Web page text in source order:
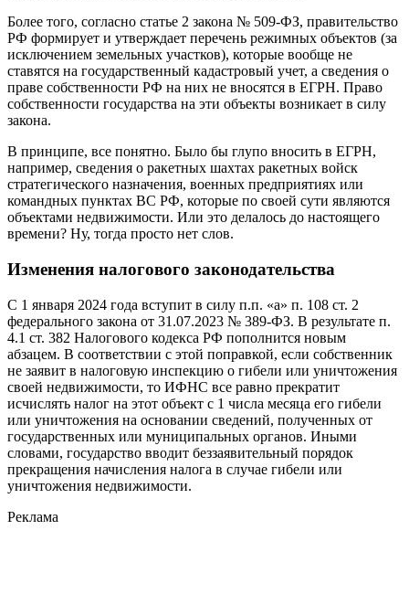
Более того, согласно статье 2 закона № 509-ФЗ, правительство
РФ формирует и утверждает перечень режимных объектов (за
исключением земельных участков), которые вообще не
ставятся на государственный кадастровый учет, а сведения о
праве собственности РФ на них не вносятся в ЕГРН. Право
собственности государства на эти объекты возникает в силу
закона.
В принципе, все понятно. Было бы глупо вносить в ЕГРН,
например, сведения о ракетных шахтах ракетных войск
стратегического назначения, военных предприятиях или
командных пунктах ВС РФ, которые по своей сути являются
объектами недвижимости. Или это делалось до настоящего
времени? Ну, тогда просто нет слов.
Изменения налогового законодательства
С 1 января 2024 года вступит в силу п.п. «а» п. 108 ст. 2
федерального закона от 31.07.2023 № 389-ФЗ. В результате п.
4.1 ст. 382 Налогового кодекса РФ пополнится новым
абзацем. В соответствии с этой поправкой, если собственник
не заявит в налоговую инспекцию о гибели или уничтожения
своей недвижимости, то ИФНС все равно прекратит
исчислять налог на этот объект с 1 числа месяца его гибели
или уничтожения на основании сведений, полученных от
государственных или муниципальных органов. Иными
словами, государство вводит беззаявительный порядок
прекращения начисления налога в случае гибели или
уничтожения недвижимости.
Реклама